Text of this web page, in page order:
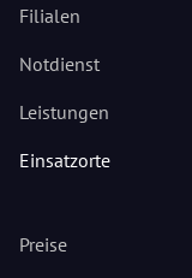
Filialen
Notdienst
Leistungen
Einsatzorte
Preise